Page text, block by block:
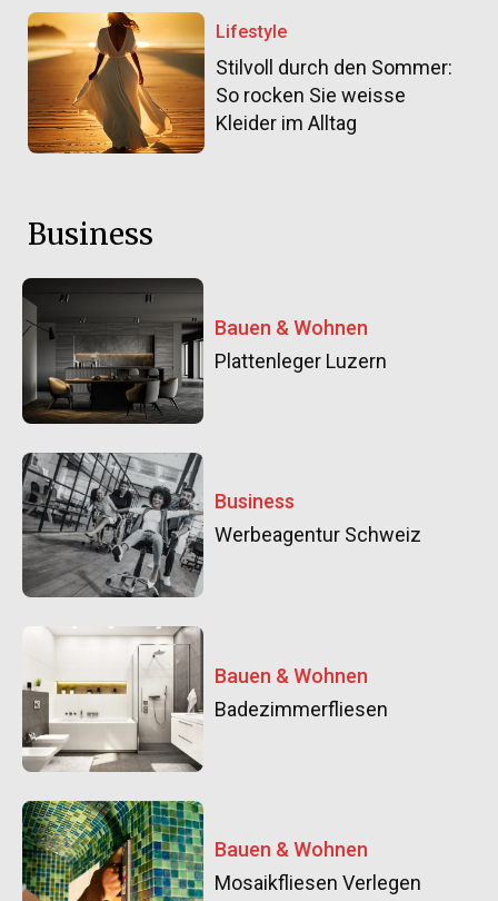
Lifestyle
Stilvoll durch den Sommer:
So rocken Sie weisse
Kleider im Alltag
Business
Bauen & Wohnen
Plattenleger Luzern
Business
Werbeagentur Schweiz
Bauen & Wohnen
Badezimmerfliesen
Bauen & Wohnen
Mosaikfliesen Verlegen